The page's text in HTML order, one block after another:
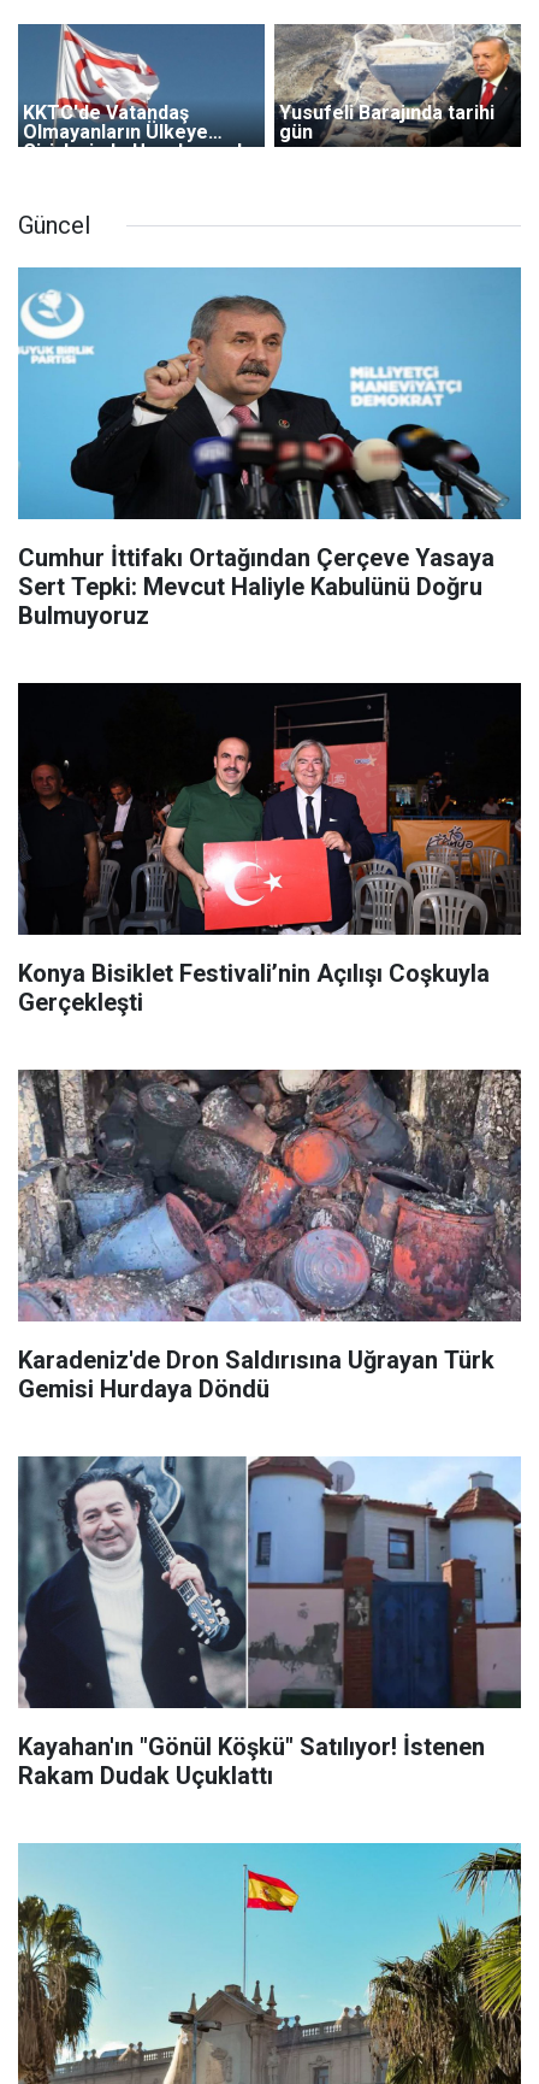
KKTC'de Vatandaş
Olmayanların Ülkeye
Girişlerinde Uygulanacak
Yusufeli Barajında tarihi
gün
Güncel
Cumhur İttifakı Ortağından Çerçeve Yasaya
Sert Tepki: Mevcut Haliyle Kabulünü Doğru
Bulmuyoruz
Konya Bisiklet Festivali’nin Açılışı Coşkuyla
Gerçekleşti
Karadeniz'de Dron Saldırısına Uğrayan Türk
Gemisi Hurdaya Döndü
Kayahan'ın "Gönül Köşkü" Satılıyor! İstenen
Rakam Dudak Uçuklattı